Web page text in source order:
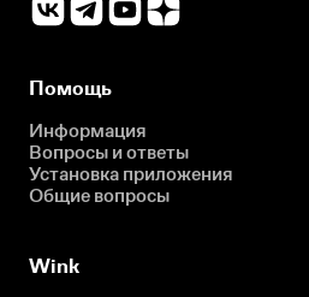
Помощь
Информация
Вопросы и ответы
Установка приложения
Общие вопросы
Wink